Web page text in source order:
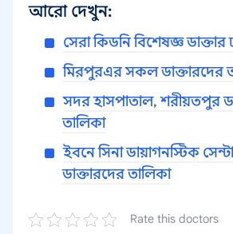
আরো দেখুন:
সেরা কিডনি বিশেষজ্ঞ ডাক্তার
মিরপুরএর সকল ডাক্তারদের
সদর হাসপাতাল, শরীয়তপুর
তালিকা
ইবনে সিনা ডায়াগনস্টিক
ডাক্তারদের তালিকা
Rate this doctors